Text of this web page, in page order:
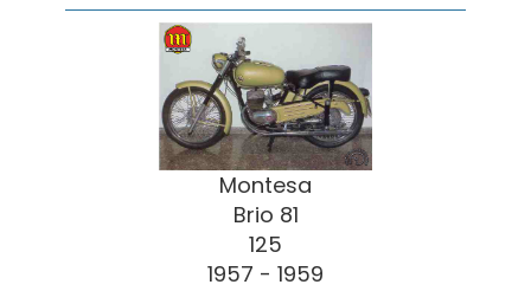
Montesa
Brio 81
125
1957 - 1959